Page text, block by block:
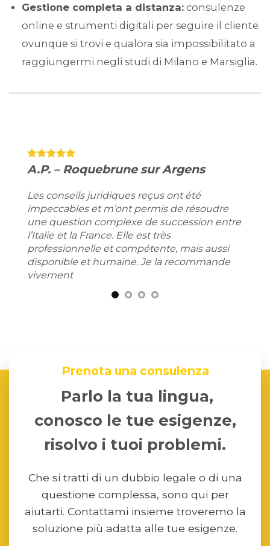
Gestione completa a distanza:consulenze
online e strumenti digitali per seguire il cliente
ovunque si trovi e qualora sia impossibilitato a
raggiungermi negli studi di Milano e Marsiglia.
A.P. – Roquebrune sur Argens
Les conseils juridiques reçus ont été
impeccables et m’ont permis de résoudre
une question complexe de succession entre
l’Italie et la France. Elle est très
professionnelle et compétente, mais aussi
disponible et humaine. Je la recommande
vivement
Prenota una consulenza
Parlo la tua lingua,
conosco le tue esigenze,
risolvo i tuoi problemi.
Che si tratti di un dubbio legale o di una
questione complessa, sono qui per
aiutarti. Contattami insieme troveremo la
soluzione più adatta alle tue esigenze.